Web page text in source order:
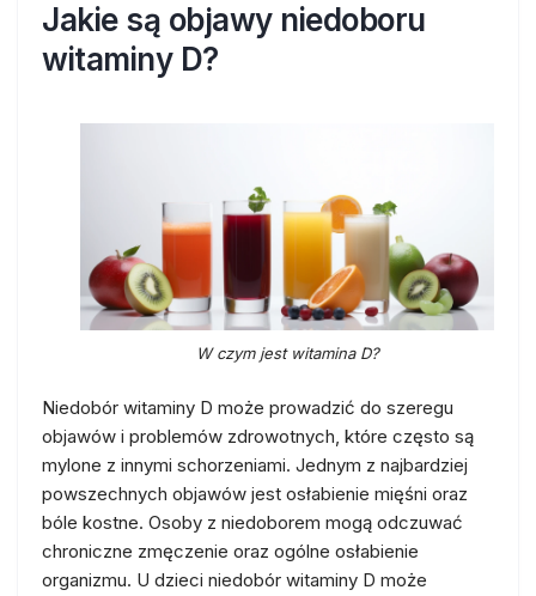
Jakie są objawy niedoboru
witaminy D?
W czym jest witamina D?
Niedobór witaminy D może prowadzić do szeregu
objawów i problemów zdrowotnych, które często są
mylone z innymi schorzeniami. Jednym z najbardziej
powszechnych objawów jest osłabienie mięśni oraz
bóle kostne. Osoby z niedoborem mogą odczuwać
chroniczne zmęczenie oraz ogólne osłabienie
organizmu. U dzieci niedobór witaminy D może